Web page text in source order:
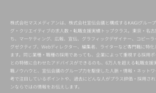
株式会社マスメディアンは、株式会社宣伝会議と構成するKAIGIグルー
グ・クリエイティブの求人数・転職支援実績トップクラス。東京・名
ち、マーケティング、広報、宣伝、グラフィックデザイナー、コピー
グゼクティブ、Webディレクター、編集者、ライターなど専門職に特
ます。同じ業種・職種の採用であっても、企業によって重視する採用
との特徴に合わせたアドバイスができるのも、6万人を超える転職支
職ノウハウと、宣伝会議のグループ力を駆使した人脈・情報・ネット
考で注目しているポイントや、過去にどんな人がプラス評価・採用さ
ンならではの情報をお伝えします。